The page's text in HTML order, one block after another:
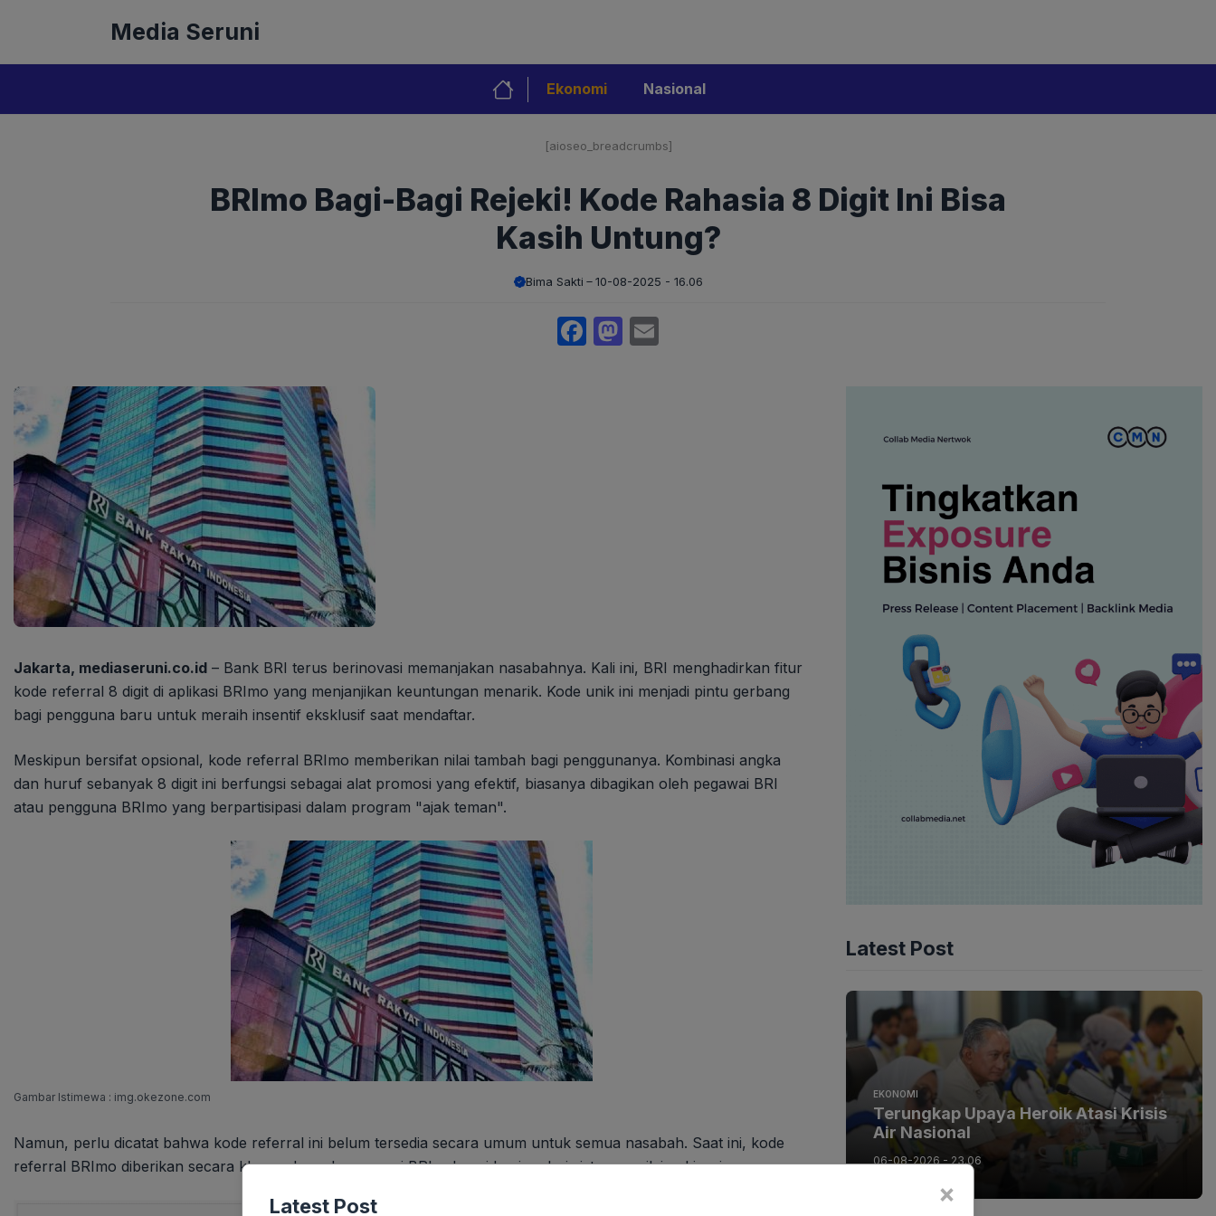
Media Seruni
Ekonomi Nasional
[aioseo_breadcrumbs]
BRImo Bagi-Bagi Rejeki! Kode Rahasia 8 Digit Ini Bisa
Kasih Untung?
Bima Sakti 10-08-2025 - 16.06
Facebook
Mastodon
Jakarta, mediaseruni.co.id – Bank BRI terus berinovasi memanjakan nasabahnya. Kali ini, BRI menghadirkan fitur
kode referral 8 digit di aplikasi BRImo yang menjanjikan keuntungan menarik. Kode unik ini menjadi pintu gerbang
bagi pengguna baru untuk meraih insentif eksklusif saat mendaftar.
Meskipun bersifat opsional, kode referral BRImo memberikan nilai tambah bagi penggunanya. Kombinasi angka
dan huruf sebanyak 8 digit ini berfungsi sebagai alat promosi yang efektif, biasanya dibagikan oleh pegawai BRI
atau pengguna BRImo yang berpartisipasi dalam program "ajak teman".
Gambar Istimewa : img.okezone.com
Namun, perlu dicatat bahwa kode referral ini belum tersedia secara umum untuk semua nasabah. Saat ini, kode
referral BRImo diberikan secara khusus kepada pegawai BRI sebagai bagian dari sistem penilaian kinerja.
Latest Post
EKONOMI
Terungkap Upaya Heroik Atasi Krisis
Air Nasional
06-08-2026 - 23.06
×
Latest Post